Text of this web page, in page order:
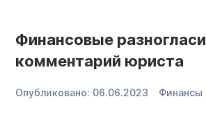
Финансовые
комментарий юриста
Опубликовано: 06.06.2023 Финансы